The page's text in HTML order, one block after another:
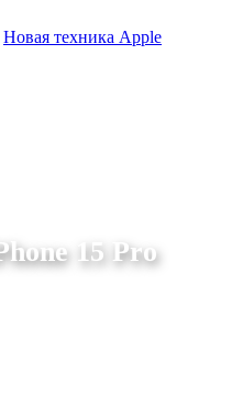
Новая техника Apple
15 Pro